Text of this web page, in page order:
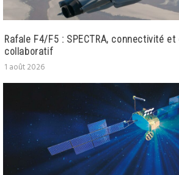
Rafale F4/F5 : SPECTRA, connectivité
collaboratif
1 août 2026